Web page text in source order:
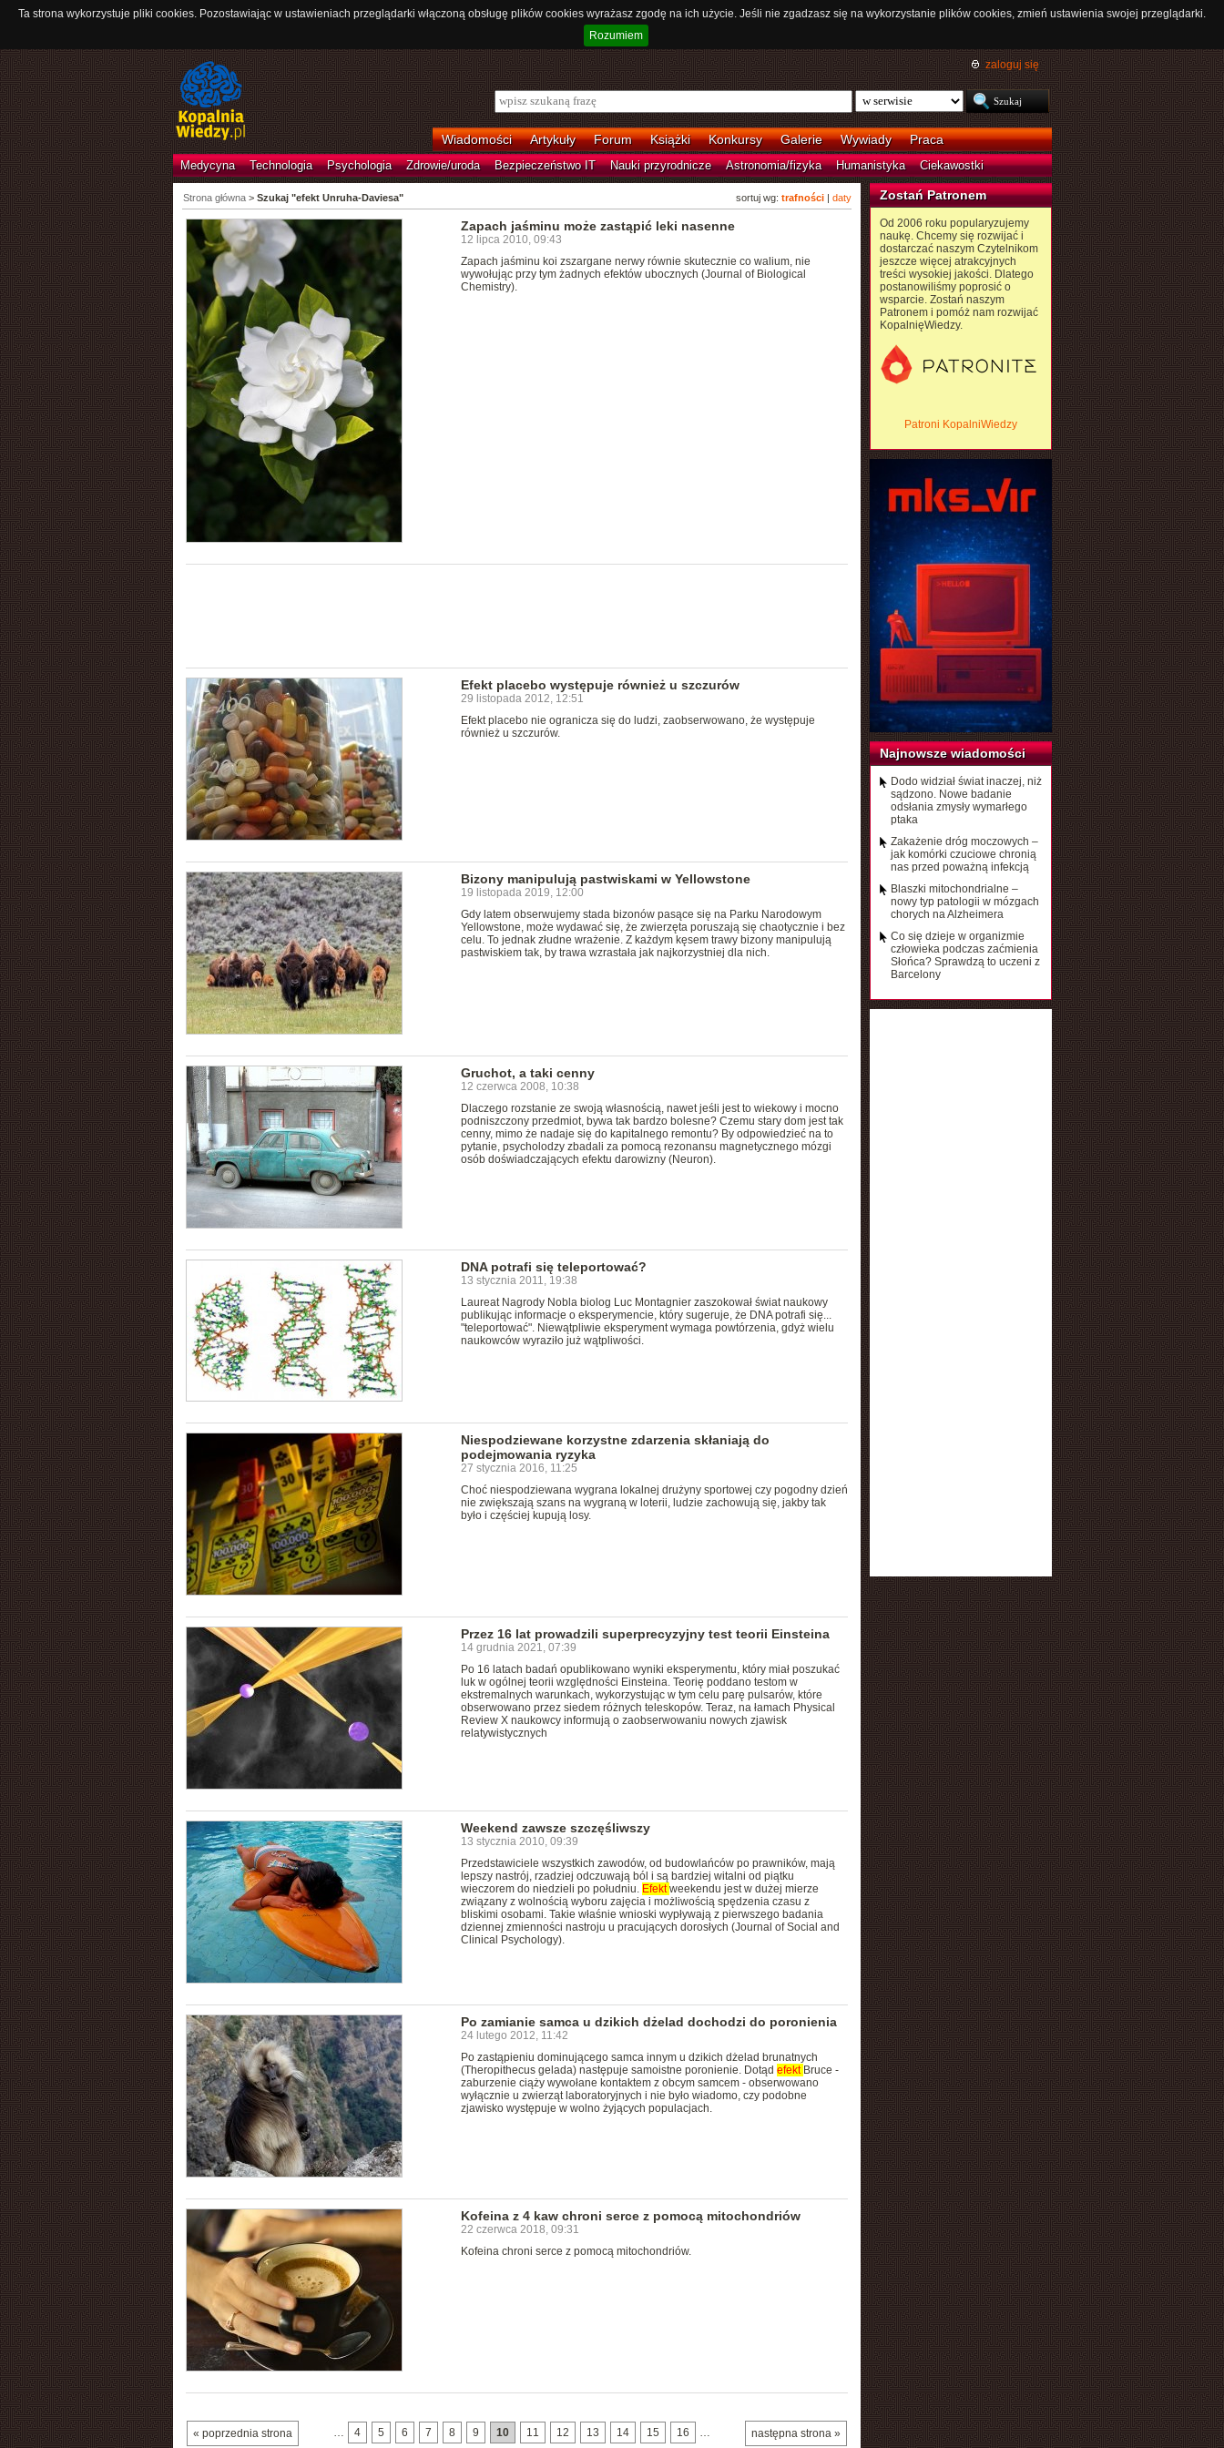
Ta strona wykorzystuje pliki cookies. Pozostawiając w ustawieniach przeglądarki włączoną obsługę plików cookies wyrażasz zgodę na ich użycie. Jeśli nie zgadzasz się na wykorzystanie plików cookies, zmień ustawienia swojej przeglądarki.
Rozumiem
zaloguj się
Wiadomości Artykuły Forum Książki Konkursy Galerie Wywiady Praca
Medycyna Technologia Psychologia Zdrowie/uroda Bezpieczeństwo IT Nauki przyrodnicze Astronomia/fizyka Humanistyka Ciekawostki
sortuj wg: trafności| daty
Strona główna> Szukaj "efekt Unruha-Daviesa"
Zapach jaśminu może zastąpić leki nasenne
12 lipca 2010, 09:43
Zapach jaśminu koi zszargane nerwy równie skutecznie co walium, nie
wywołując przy tym żadnych efektów ubocznych (Journal of Biological
Chemistry).
Efekt placebo występuje również u szczurów
29 listopada 2012, 12:51
Efekt placebo nie ogranicza się do ludzi, zaobserwowano, że występuje
również u szczurów.
Bizony manipulują pastwiskami w Yellowstone
19 listopada 2019, 12:00
Gdy latem obserwujemy stada bizonów pasące się na Parku Narodowym
Yellowstone, może wydawać się, że zwierzęta poruszają się chaotycznie i bez
celu. To jednak złudne wrażenie. Z każdym kęsem trawy bizony manipulują
pastwiskiem tak, by trawa wzrastała jak najkorzystniej dla nich.
Gruchot, a taki cenny
12 czerwca 2008, 10:38
Dlaczego rozstanie ze swoją własnością, nawet jeśli jest to wiekowy i mocno
podniszczony przedmiot, bywa tak bardzo bolesne? Czemu stary dom jest tak
cenny, mimo że nadaje się do kapitalnego remontu? By odpowiedzieć na to
pytanie, psycholodzy zbadali za pomocą rezonansu magnetycznego mózgi
osób doświadczających efektu darowizny (Neuron).
DNA potrafi się teleportować?
13 stycznia 2011, 19:38
Laureat Nagrody Nobla biolog Luc Montagnier zaszokował świat naukowy
publikując informacje o eksperymencie, który sugeruje, że DNA potrafi się...
"teleportować". Niewątpliwie eksperyment wymaga powtórzenia, gdyż wielu
naukowców wyraziło już wątpliwości.
Niespodziewane korzystne zdarzenia skłaniają do
podejmowania ryzyka
27 stycznia 2016, 11:25
Choć niespodziewana wygrana lokalnej drużyny sportowej czy pogodny dzień
nie zwiększają szans na wygraną w loterii, ludzie zachowują się, jakby tak
było i częściej kupują losy.
Przez 16 lat prowadzili superprecyzyjny test teorii Einsteina
14 grudnia 2021, 07:39
Po 16 latach badań opublikowano wyniki eksperymentu, który miał poszukać
luk w ogólnej teorii względności Einsteina. Teorię poddano testom w
ekstremalnych warunkach, wykorzystując w tym celu parę pulsarów, które
obserwowano przez siedem różnych teleskopów. Teraz, na łamach Physical
Review X naukowcy informują o zaobserwowaniu nowych zjawisk
relatywistycznych
Weekend zawsze szczęśliwszy
13 stycznia 2010, 09:39
Przedstawiciele wszystkich zawodów, od budowlańców po prawników, mają
lepszy nastrój, rzadziej odczuwają ból i są bardziej witalni od piątku
wieczorem do niedzieli po południu. Efektweekendu jest w dużej mierze
związany z wolnością wyboru zajęcia i możliwością spędzenia czasu z
bliskimi osobami. Takie właśnie wnioski wypływają z pierwszego badania
dziennej zmienności nastroju u pracujących dorosłych (Journal of Social and
Clinical Psychology).
Po zamianie samca u dzikich dżelad dochodzi do poronienia
24 lutego 2012, 11:42
Po zastąpieniu dominującego samca innym u dzikich dżelad brunatnych
(Theropithecus gelada) następuje samoistne poronienie. Dotąd efekt Bruce -
zaburzenie ciąży wywołane kontaktem z obcym samcem - obserwowano
wyłącznie u zwierząt laboratoryjnych i nie było wiadomo, czy podobne
zjawisko występuje w wolno żyjących populacjach.
Kofeina z 4 kaw chroni serce z pomocą mitochondriów
22 czerwca 2018, 09:31
Kofeina chroni serce z pomocą mitochondriów.
« poprzednia strona następna strona »
… 4 5 6 7 8 9 10 11 12 13 14 15 16 …
Zostań Patronem
Od 2006 roku popularyzujemy
naukę. Chcemy się rozwijać i
dostarczać naszym Czytelnikom
jeszcze więcej atrakcyjnych
treści wysokiej jakości. Dlatego
postanowiliśmy poprosić o
wsparcie. Zostań naszym
Patronem i pomóż nam rozwijać
KopalnięWiedzy.
Patroni KopalniWiedzy
Najnowsze wiadomości
Dodo widział świat inaczej, niż
sądzono. Nowe badanie
odsłania zmysły wymarłego
ptaka
Zakażenie dróg moczowych –
jak komórki czuciowe chronią
nas przed poważną infekcją
Blaszki mitochondrialne –
nowy typ patologii w mózgach
chorych na Alzheimera
Co się dzieje w organizmie
człowieka podczas zaćmienia
Słońca? Sprawdzą to uczeni z
Barcelony